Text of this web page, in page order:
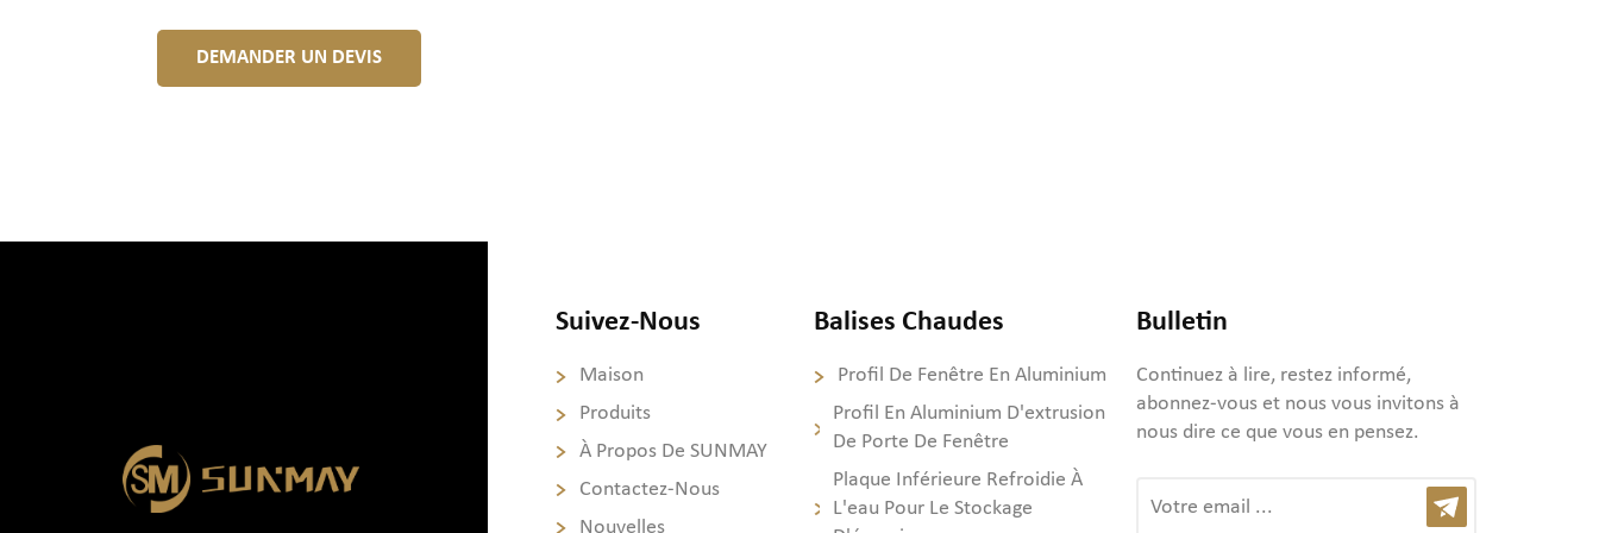
DEMANDER UN DEVIS
Suivez-Nous
Maison
Produits
À Propos De SUNMAY
Contactez-Nous
Nouvelles
Balises Chaudes
Profil De Fenêtre En Aluminium
Profil En Aluminium D'extrusion
De Porte De Fenêtre
Plaque Inférieure Refroidie À
L'eau Pour Le Stockage
Bulletin
Continuez à lire, restez informé,
abonnez-vous et nous vous invitons à
nous dire ce que vous en pensez.